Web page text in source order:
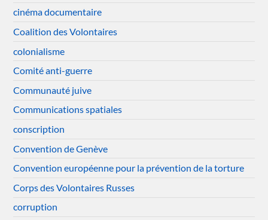
cinéma documentaire
Coalition des Volontaires
colonialisme
Comité anti-guerre
Communauté juive
Communications spatiales
conscription
Convention de Genève
Convention européenne pour la prévention de la torture
Corps des Volontaires Russes
corruption